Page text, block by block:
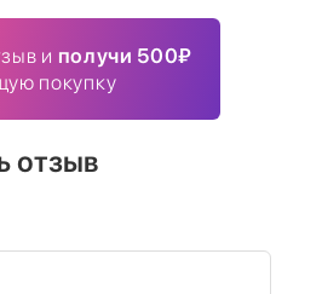
и получи 500₽
покупку
отзыв